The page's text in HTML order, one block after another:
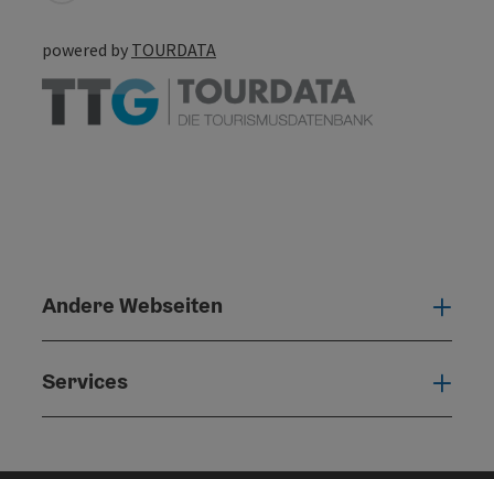
powered by TOURDATA
Andere Webseiten
Services